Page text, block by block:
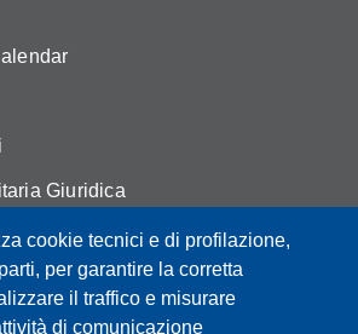
cookie tecnici e di profilazione,
per garantire la corretta
il traffico e misurare
di comunicazione
Giuridica